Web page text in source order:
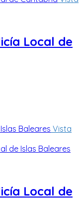
Local de
Vista
Local de